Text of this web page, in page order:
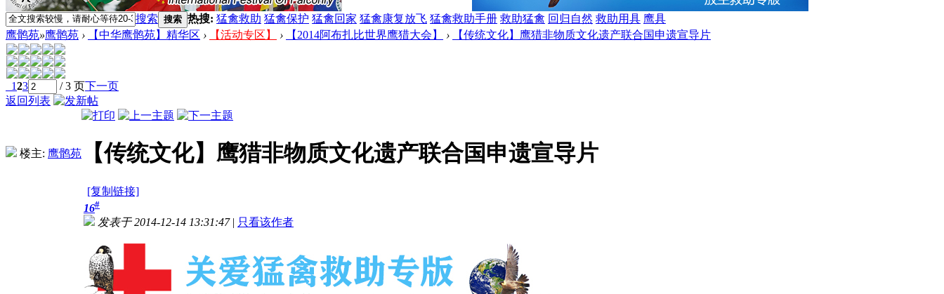
搜索 搜索 热搜: 猛禽救助 猛禽保护 猛禽回家 猛禽康复放飞 猛禽救助手册 救助猛禽 回归自然 救助用具 鹰具
鹰鹘苑»鹰鹘苑 › 【中华鹰鹘苑】精华区 › 【活动专区】 › 【2014阿布扎比世界鹰猎大会】 › 【传统文化】鹰猎非物质文化遗产联合国申遗宣导片
123 / 3 页下一页
返回列表
楼主: 鹰鹘苑 【传统文化】鹰猎非物质文化遗产联合国申遗宣导片
[复制链接]
16#
发表于 2014-12-14 13:31:47 | 只看该作者